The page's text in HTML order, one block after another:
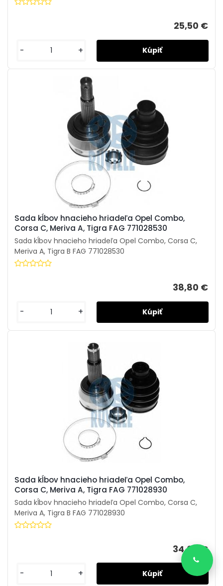
25,50 €
- +
Sada kĺbov hnacieho hriadeľa Opel Combo,
Corsa C, Meriva A, Tigra FAG 771028530
Sada kĺbov hnacieho hriadeľa Opel Combo, Corsa C,
Meriva A, Tigra B FAG 771028530
38,80 €
- +
Sada kĺbov hnacieho hriadeľa Opel Combo,
Corsa C, Meriva A, Tigra FAG 771028930
Sada kĺbov hnacieho hriadeľa Opel Combo, Corsa C,
Meriva A, Tigra B FAG 771028930
34,00 €
- +